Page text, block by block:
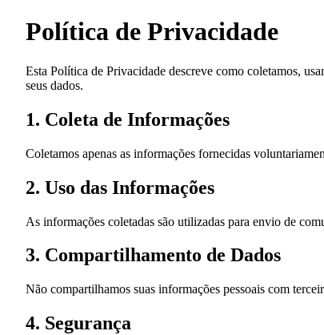
Política de Privacidade
Esta Política de Privacidade descreve como coletamos,
seus dados.
1. Coleta de Informações
Coletamos apenas as informações fornecidas
2. Uso das Informações
As informações coletadas são utilizadas para envio de
3. Compartilhamento de Dados
Não compartilhamos suas informações pessoais com
4. Segurança